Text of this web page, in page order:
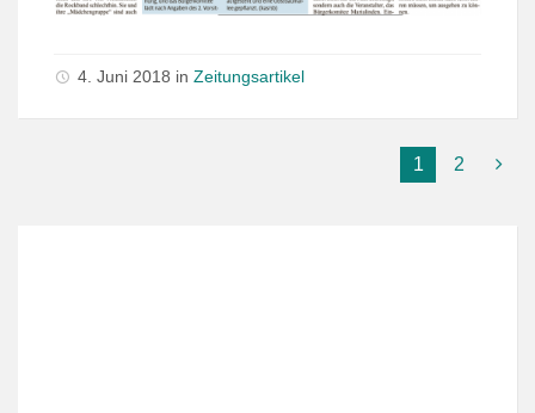
4. Juni 2018 in Zeitungsartikel
1 2